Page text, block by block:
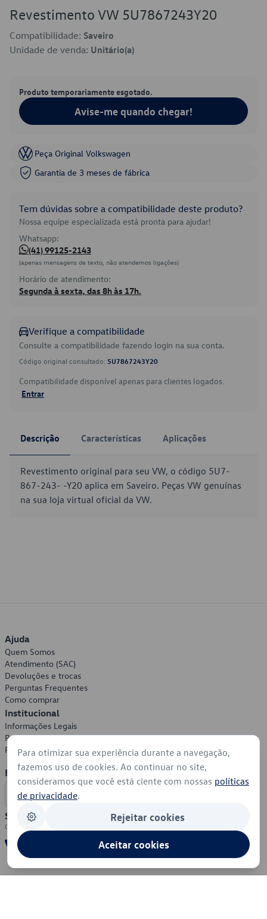
Revestimento VW 5U7867243Y20
Compatibilidade: Saveiro
Unidade de venda: Unitário(a)
Produto temporariamente esgotado.
Avise-me quando chegar!
Peça Original Volkswagen
Garantia de 3 meses de fábrica
Tem dúvidas sobre a compatibilidade deste produto?
Nossa equipe especializada está pronta para ajudar!
Whatsapp:
(41) 99125-2143
(apenas mensagens de texto, não atendemos ligações)
Horário de atendimento:
Segunda à sexta, das 8h às 17h.
Verifique a compatibilidade
Consulte a compatibilidade fazendo login na sua conta.
Código original consultado: 5U7867243Y20
Compatibilidade disponível apenas para clientes logados.
Entrar
Descrição Características Aplicações
Revestimento original para seu VW, o código 5U7-
867-243- -Y20 aplica em Saveiro. Peças VW genuínas
na sua loja virtual oficial da VW.
Ajuda
Quem Somos
Atendimento (SAC)
Devoluções e trocas
Perguntas Frequentes
Como comprar
Institucional
Informações Legais
Política de Privacidade
Política de Cookies
Formas de Pagamento
Segurança
Para otimizar sua experiência durante a navegação,
fazemos uso de cookies. Ao continuar no site,
consideramos que você está ciente com nossas políticas
de privacidade.
Rejeitar cookies
Aceitar cookies